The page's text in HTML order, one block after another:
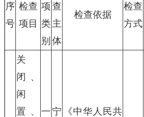
序
号
检查
项目
项
类
别
查
主
体
检查依据
检查
方式
关
闭、
闲
置、
一宁
《中华人民共